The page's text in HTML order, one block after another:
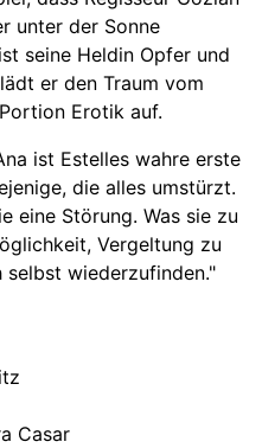
unter der Sonne
seine Heldin Opfer und
er den Traum vom
Erotik auf.
ist Estelles wahre erste
die alles umstürzt.
eine Störung. Was sie zu
Vergeltung zu
selbst wiederzufinden."
Casar